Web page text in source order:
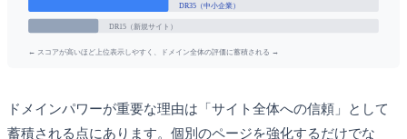
DR35（中小企業）
DR15（新規サイト）
← スコアが高いほど上位表示しやすく、ドメイン全体の評価に蓄積される →
ドメインパワーが重要な理由は「サイト全体への信頼」として
蓄積される点にあります。個別のページを強化するだけでな